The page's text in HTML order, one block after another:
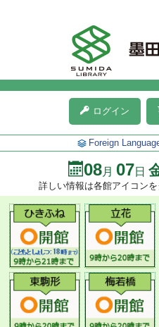
ログイン
Foreign
08月 07 日
詳しい情報は各館アイコン